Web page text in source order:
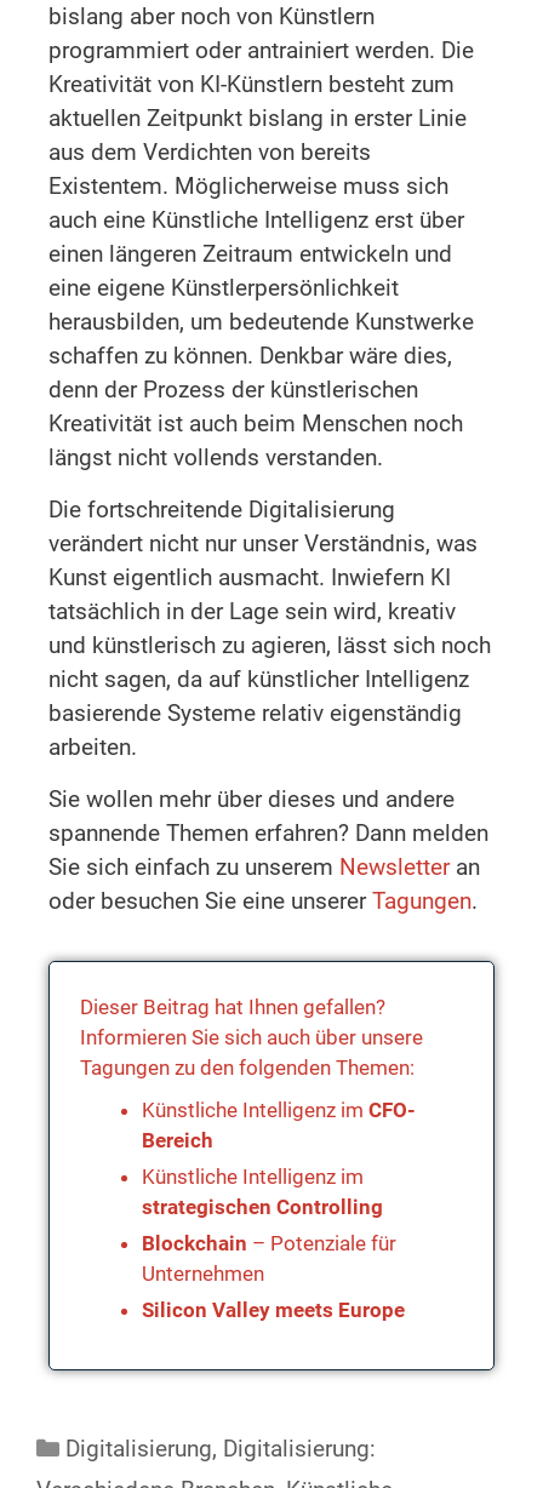
bislang aber noch von Künstlern
programmiert oder antrainiert werden. Die
Kreativität von KI-Künstlern besteht zum
aktuellen Zeitpunkt bislang in erster Linie
aus dem Verdichten von bereits
Existentem. Möglicherweise muss sich
auch eine Künstliche Intelligenz erst über
einen längeren Zeitraum entwickeln und
eine eigene Künstlerpersönlichkeit
herausbilden, um bedeutende Kunstwerke
schaffen zu können. Denkbar wäre dies,
denn der Prozess der künstlerischen
Kreativität ist auch beim Menschen noch
längst nicht vollends verstanden.
Die fortschreitende Digitalisierung
verändert nicht nur unser Verständnis, was
Kunst eigentlich ausmacht. Inwiefern KI
tatsächlich in der Lage sein wird, kreativ
und künstlerisch zu agieren, lässt sich noch
nicht sagen, da auf künstlicher Intelligenz
basierende Systeme relativ eigenständig
arbeiten.
Sie wollen mehr über dieses und andere
spannende Themen erfahren? Dann melden
Sie sich einfach zu unserem Newsletteran
oder besuchen Sie eine unsererTagungen.
Dieser Beitrag hat Ihnen gefallen?
Informieren Sie sich auch über unsere
Tagungen zu den folgenden Themen:
Künstliche Intelligenz im CFO-
Bereich
Künstliche Intelligenz im
strategischen Controlling
Blockchain – Potenziale für
Unternehmen
Silicon Valley meets Europe
Digitalisierung, Digitalisierung: